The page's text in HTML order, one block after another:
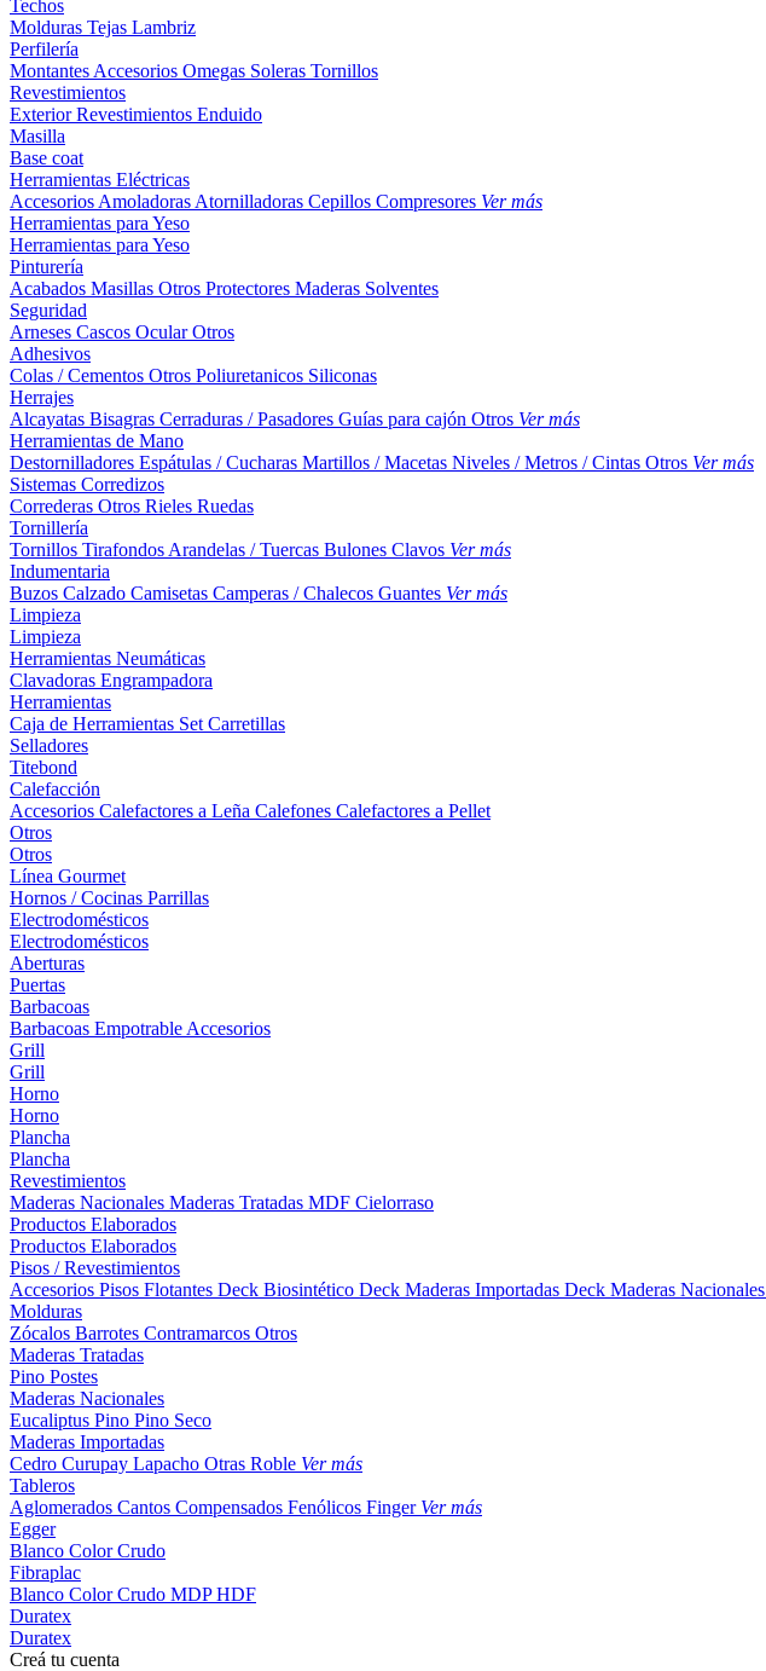
Techos
Molduras Tejas Lambriz
Perfilería
Montantes Accesorios Omegas Soleras Tornillos
Revestimientos
ExteriorRevestimientos Enduido
Masilla
Base coat
Herramientas Eléctricas
Accesorios Amoladoras Atornilladoras Cepillos Compresores Ver más
Herramientas para Yeso
Herramientas para Yeso
Pinturería
Acabados Masillas Otros Protectores Maderas Solventes
Seguridad
Arneses Cascos OcularOtros
Adhesivos
Colas / Cementos Otros Poliuretanicos Siliconas
Herrajes
Alcayatas Bisagras Cerraduras / Pasadores Guías para cajón Otros Ver más
Herramientas de Mano
Destornilladores Espátulas / Cucharas Martillos / Macetas Niveles / Metros / Cintas Otros Ver más
Sistemas Corredizos
Correderas Otros Rieles Ruedas
Tornillería
Tornillos Tirafondos Arandelas / Tuercas Bulones Clavos Ver más
Indumentaria
Buzos Calzado Camisetas Camperas / Chalecos Guantes Ver más
Limpieza
Limpieza
Herramientas Neumáticas
Clavadoras Engrampadora
Herramientas
Caja de Herramientas Set Carretillas
Selladores
Titebond
Calefacción
Accesorios Calefactores a Leña Calefones Calefactores a Pellet
Otros
Otros
Línea Gourmet
Hornos / Cocinas Parrillas
Electrodomésticos
Electrodomésticos
Aberturas
Puertas
Barbacoas
Barbacoas Empotrable Accesorios
Grill
Grill
Horno
Horno
Plancha
Plancha
Revestimientos
Maderas Nacionales Maderas Tratadas MDF Cielorraso
Productos Elaborados
Productos Elaborados
Pisos / Revestimientos
Accesorios Pisos Flotantes Deck Biosintético Deck Maderas Importadas Deck Maderas Nacionales
Molduras
Zócalos Barrotes Contramarcos Otros
Maderas Tratadas
Pino Postes
Maderas Nacionales
Eucaliptus Pino Pino Seco
Maderas Importadas
Cedro Curupay Lapacho Otras Roble Ver más
Tableros
Aglomerados Cantos Compensados Fenólicos Finger Ver más
Egger
Blanco ColorCrudo
Fibraplac
Blanco ColorCrudo MDPHDF
Duratex
Duratex
Creá tu cuenta